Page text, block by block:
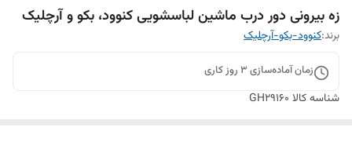
زه بیرونی دور درب ماشین لباسشویی کنوود، بکو و آرچلیک
برند:کنوود-بکو-آرچلیک
زمان آماده‌سازی 3 روز کاری
شناسه کالا GH29160